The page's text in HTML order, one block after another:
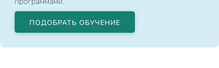
ПОДОБРАТЬ ОБУЧЕНИЕ